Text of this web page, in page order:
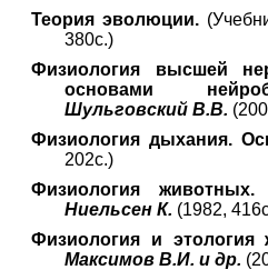
Теория эволюции.
380с.)
Физиология высшей
основами
Шульговский В.В.
Физиология дыхания.
202с.)
Физиология
Ниельсен К. (1982,
Физиология и
Максимов В.И. и др.